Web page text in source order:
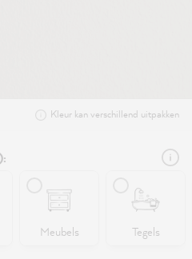
Kleur kan verschillend uitpakken
Meubels Tegels